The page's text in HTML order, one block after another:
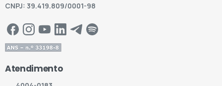
CNPJ: 39.419.809/0001-98
Atendimento